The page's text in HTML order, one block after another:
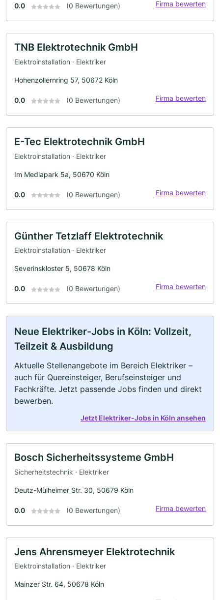
0.0 (0 Bewertungen) Firma bewerten
TNB Elektrotechnik GmbH
Elektroinstallation · Elektriker
Hohenzollernring 57, 50672 Köln
0.0 (0 Bewertungen) Firma bewerten
E-Tec Elektrotechnik GmbH
Elektroinstallation · Elektriker
Im Mediapark 5a, 50670 Köln
0.0 (0 Bewertungen) Firma bewerten
Günther Tetzlaff Elektrotechnik
Elektroinstallation · Elektriker
Severinskloster 5, 50678 Köln
0.0 (0 Bewertungen) Firma bewerten
Neue Elektriker-Jobs in Köln: Vollzeit,
Teilzeit & Ausbildung
Aktuelle Stellenangebote im Bereich Elektriker –
auch für Quereinsteiger, Berufseinsteiger und
Fachkräfte. Jetzt passende Jobs finden und direkt
bewerben.
Jetzt Elektriker-Jobs in Köln ansehen
Bosch Sicherheitssysteme GmbH
Sicherheitstechnik · Elektriker
Deutz-Mülheimer Str. 30, 50679 Köln
0.0 (0 Bewertungen) Firma bewerten
Jens Ahrensmeyer Elektrotechnik
Elektroinstallation · Elektriker
Mainzer Str. 64, 50678 Köln